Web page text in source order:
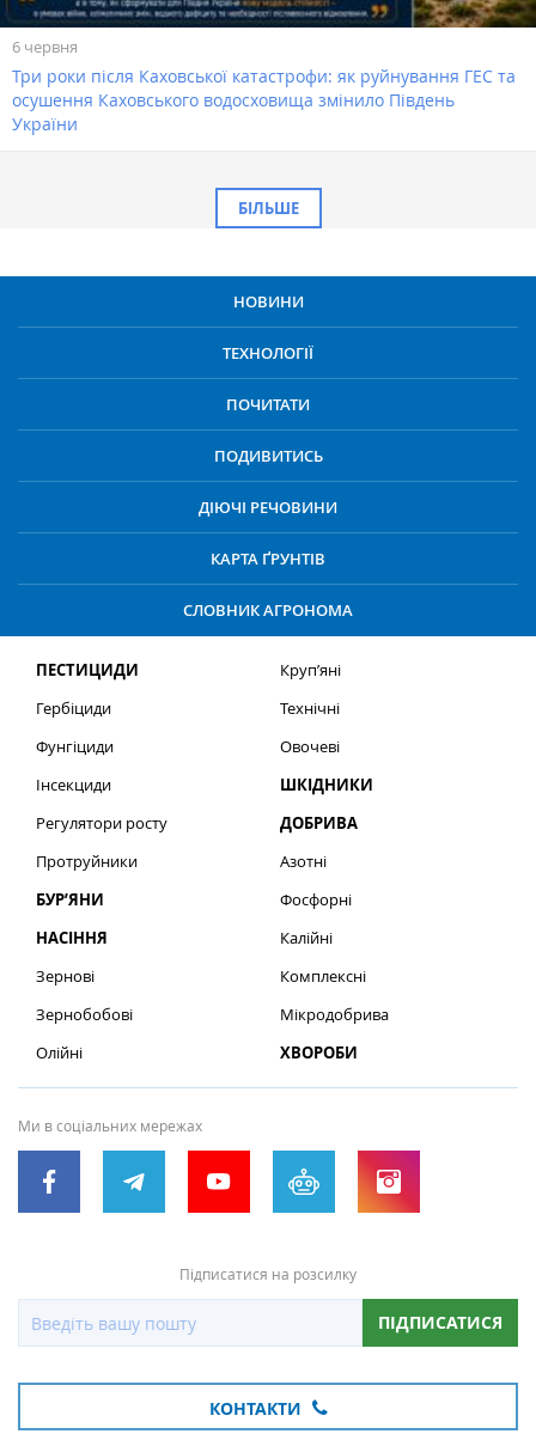
6 червня
Три роки після Каховської катастрофи: як руйнування ГЕС та
осушення Каховського водосховища змінило Південь
України
БІЛЬШЕ
НОВИНИ
ТЕХНОЛОГІЇ
ПОЧИТАТИ
ПОДИВИТИСЬ
ДІЮЧІ РЕЧОВИНИ
КАРТА ҐРУНТІВ
СЛОВНИК АГРОНОМА
ПЕСТИЦИДИ
Гербіциди
Фунгіциди
Інсекциди
Регулятори росту
Протруйники
БУР’ЯНИ
НАСІННЯ
Зернові
Зернобобові
Олійні
Круп’яні
Технічні
Овочеві
ШКІДНИКИ
ДОБРИВА
Азотні
Фосфорні
Калійні
Комплексні
Мікродобрива
ХВОРОБИ
Ми в соціальних мережах
Підписатися на розсилку
ПІДПИСАТИСЯ
КОНТАКТИ